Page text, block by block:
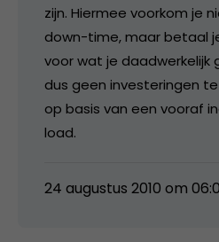
zijn. Hiermee voorkom je
down-time, maar betaal
voor wat je daadwerkelijk
dus geen investeringen
op basis van een vooraf
load.
24 augustus 2010 om